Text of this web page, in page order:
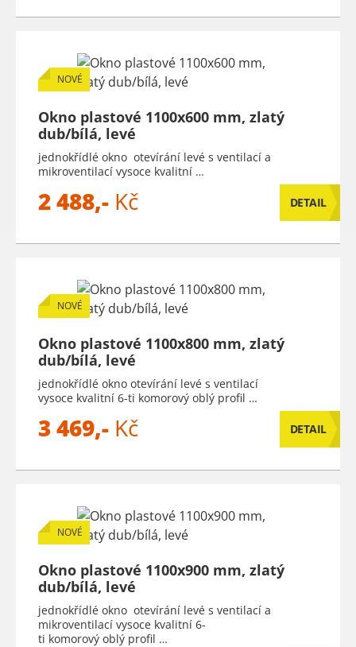
NOVÉ
Okno plastové 1100x600 mm, zlatý
dub/bílá, levé
jednokřídlé okno otevírání levé s ventilací a
mikroventilací vysoce kvalitní …
2 488,- Kč DETAIL
NOVÉ
Okno plastové 1100x800 mm, zlatý
dub/bílá, levé
jednokřídlé okno otevírání levé s ventilací
vysoce kvalitní 6-ti komorový oblý profil …
3 469,- Kč DETAIL
NOVÉ
Okno plastové 1100x900 mm, zlatý
dub/bílá, levé
jednokřídlé okno otevírání levé s ventilací a
mikroventilací vysoce kvalitní 6-
ti komorový oblý profil …